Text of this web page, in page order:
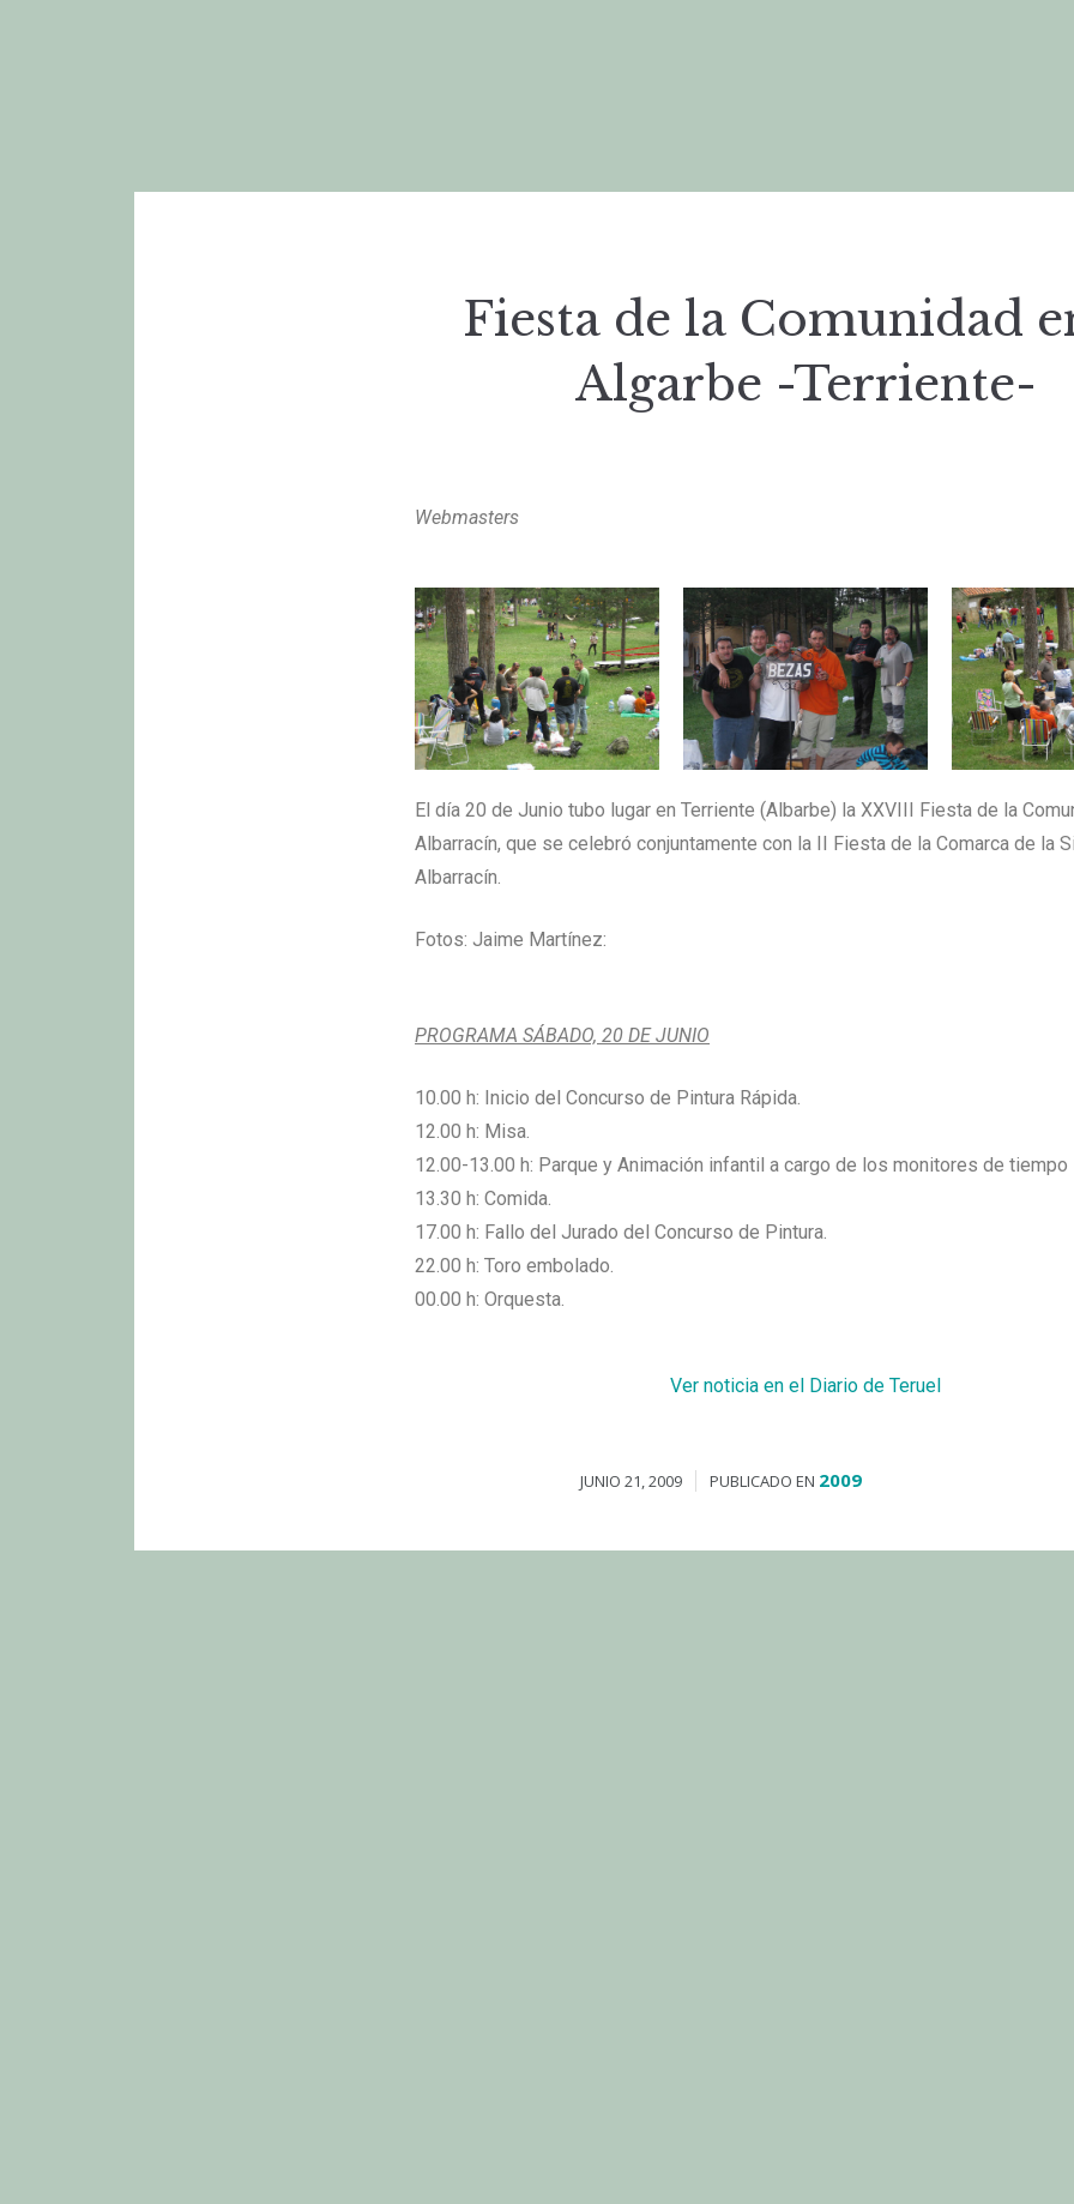
Fiesta de la Comunidad
Algarbe -Terriente-
Webmasters
El día 20 de Junio tubo lugar en Terriente (Albarbe) la XXVIII Fiesta de la
Albarracín, que se celebró conjuntamente con la II Fiesta de la Comarca de la
Albarracín.
Fotos: Jaime Martínez:
PROGRAMA SÁBADO, 20 DE JUNIO
10.00 h: Inicio del Concurso de Pintura Rápida.
12.00 h: Misa.
12.00-13.00 h: Parque y Animación infantil a cargo de los monitores de tiempo
13.30 h: Comida.
17.00 h: Fallo del Jurado del Concurso de Pintura.
22.00 h: Toro embolado.
00.00 h: Orquesta.
Ver noticia en el Diario de Teruel
JUNIO 21, 2009 PUBLICADO EN 2009